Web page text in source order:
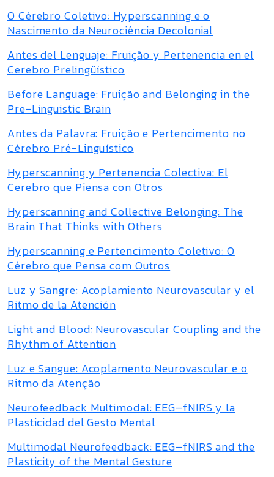
O Cérebro Coletivo: Hyperscanning e o
Nascimento da Neurociência Decolonial
Antes del Lenguaje: Fruição y Pertenencia en el
Cerebro Prelingüístico
Before Language: Fruição and Belonging in the
Pre-Linguistic Brain
Antes da Palavra: Fruição e Pertencimento no
Cérebro Pré-Linguístico
Hyperscanning y Pertenencia Colectiva: El
Cerebro que Piensa con Otros
Hyperscanning and Collective Belonging: The
Brain That Thinks with Others
Hyperscanning e Pertencimento Coletivo: O
Cérebro que Pensa com Outros
Luz y Sangre: Acoplamiento Neurovascular y el
Ritmo de la Atención
Light and Blood: Neurovascular Coupling and the
Rhythm of Attention
Luz e Sangue: Acoplamento Neurovascular e o
Ritmo da Atenção
Neurofeedback Multimodal: EEG–fNIRS y la
Plasticidad del Gesto Mental
Multimodal Neurofeedback: EEG–fNIRS and the
Plasticity of the Mental Gesture